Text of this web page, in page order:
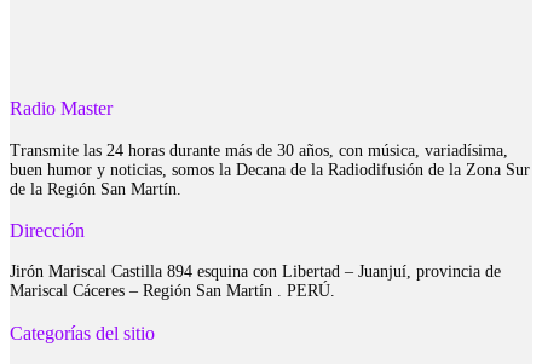
Radio Master
Transmite las 24 horas durante más de 30 años, con música, variadísima,
buen humor y noticias, somos la Decana de la Radiodifusión de la Zona Sur
de la Región San Martín.
Dirección
Jirón Mariscal Castilla 894 esquina con Libertad – Juanjuí, provincia de
Mariscal Cáceres – Región San Martín . PERÚ.
Categorías del sitio